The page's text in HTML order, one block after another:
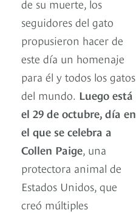
de su muerte, los
seguidores del gato
propusieron hacer de
este día un homenaje
para él y todos los gatos
del mundo. Luego está
el 29 de octubre, día en
el que se celebra a
Collen Paige, una
protectora animal de
Estados Unidos, que
creó múltiples